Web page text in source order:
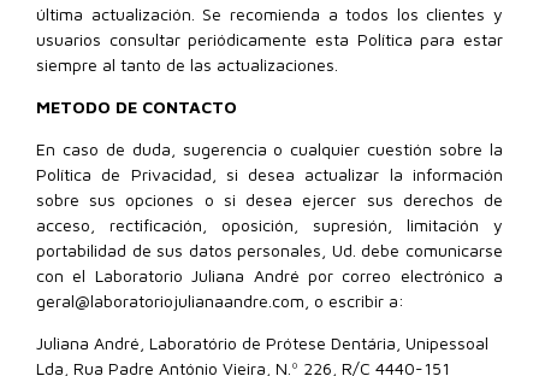
última actualización. Se recomienda a todos los clientes y
usuarios consultar periódicamente esta Política para estar
siempre al tanto de las actualizaciones.
METODO DE CONTACTO
En caso de duda, sugerencia o cualquier cuestión sobre la
Política de Privacidad, si desea actualizar la información
sobre sus opciones o si desea ejercer sus derechos de
acceso, rectificación, oposición, supresión, limitación y
portabilidad de sus datos personales, Ud. debe comunicarse
con el Laboratorio Juliana André por correo electrónico a
geral@laboratoriojulianaandre.com, o escribir a:
Juliana André, Laboratório de Prótese Dentária, Unipessoal
Lda, Rua Padre António Vieira, N.º 226, R/C 4440-151